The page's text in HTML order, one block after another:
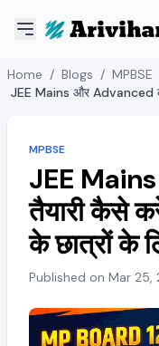
Home / Blogs / MPBSE
MPBSE
JEE
तैयारी कैसे
के छात्रों के
Published on Mar 25,